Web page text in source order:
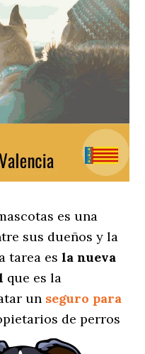
es una
sus dueños y la
tarea esla nueva
que es la
un seguro para
de perros